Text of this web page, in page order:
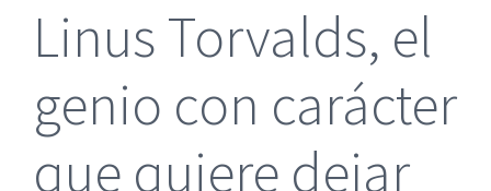
Linus Torvalds, el
genio con carácter
que quiere dejar